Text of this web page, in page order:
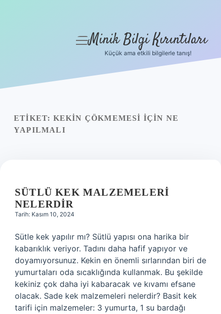
Yasal Uyarı
menüyü
Minik Bilgi Kırıntıları
Küçük ama etkili bilgilerle tanış!
ETIKET: KEKIN ÇÖKMEMESI IÇIN NE
YAPILMALI
SÜTLÜ KEK MALZEMELERI
NELERDIR
Tarih: Kasım 10, 2024
Sütle kek yapılır mı? Sütlü yapısı ona harika bir
kabarıklık veriyor. Tadını daha hafif yapıyor ve
doyamıyorsunuz. Kekin en önemli sırlarından biri de
yumurtaları oda sıcaklığında kullanmak. Bu şekilde
kekiniz çok daha iyi kabaracak ve kıvamı efsane
olacak. Sade kek malzemeleri nelerdir? Basit kek
tarifi için malzemeler: 3 yumurta, 1 su bardağı